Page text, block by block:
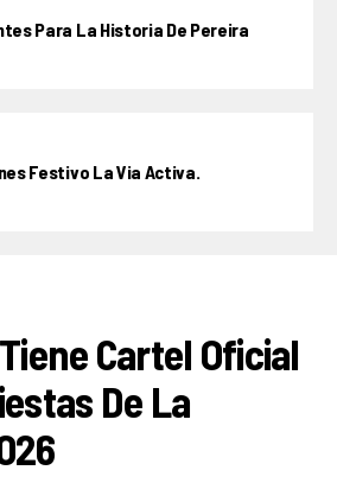
Para La Historia De Pereira
Festivo La Via Activa.
Cartel Oficial
De La